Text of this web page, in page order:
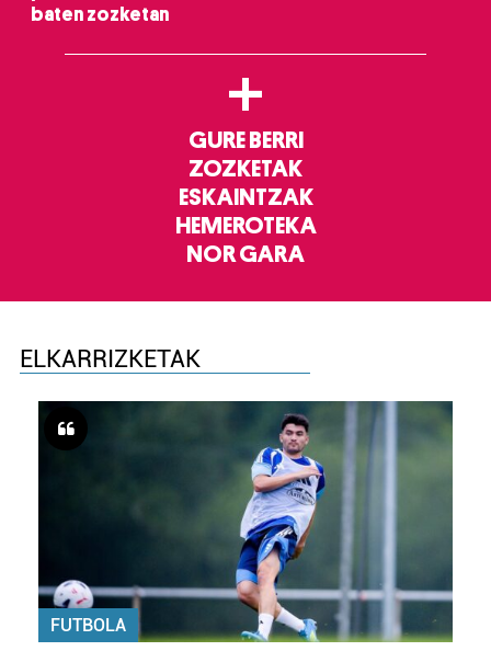
baten zozketan
+
GURE BERRI
ZOZKETAK
ESKAINTZAK
HEMEROTEKA
NOR GARA
ELKARRIZKETAK
FUTBOLA